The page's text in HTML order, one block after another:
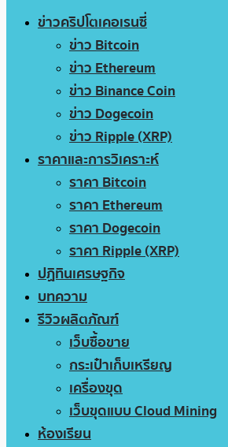
ข่าวคริปโตเคอเรนซี่
ข่าว Bitcoin
ข่าว Ethereum
ข่าว Binance Coin
ข่าว Dogecoin
ข่าว Ripple (XRP)
ราคาและการวิเคราะห์
ราคา Bitcoin
ราคา Ethereum
ราคา Dogecoin
ราคา Ripple (XRP)
ปฏิทินเศรษฐกิจ
บทความ
รีวิวผลิตภัณฑ์
เว็บซื้อขาย
กระเป๋าเก็บเหรียญ
เครื่องขุด
เว็บขุดแบบ Cloud Mining
ห้องเรียน